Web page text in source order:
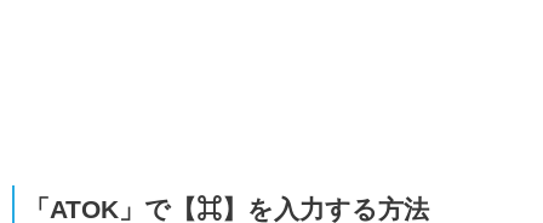
「ATOK」で【⌘】を入力する方法